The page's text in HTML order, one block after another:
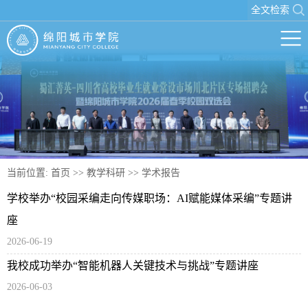
全文检索
当前位置: 首页 >> 教学科研 >> 学术报告
学校举办“校园采编走向传媒职场：AI赋能媒体采编”专题讲
座
2026-06-19
我校成功举办“智能机器人关键技术与挑战”专题讲座
2026-06-03